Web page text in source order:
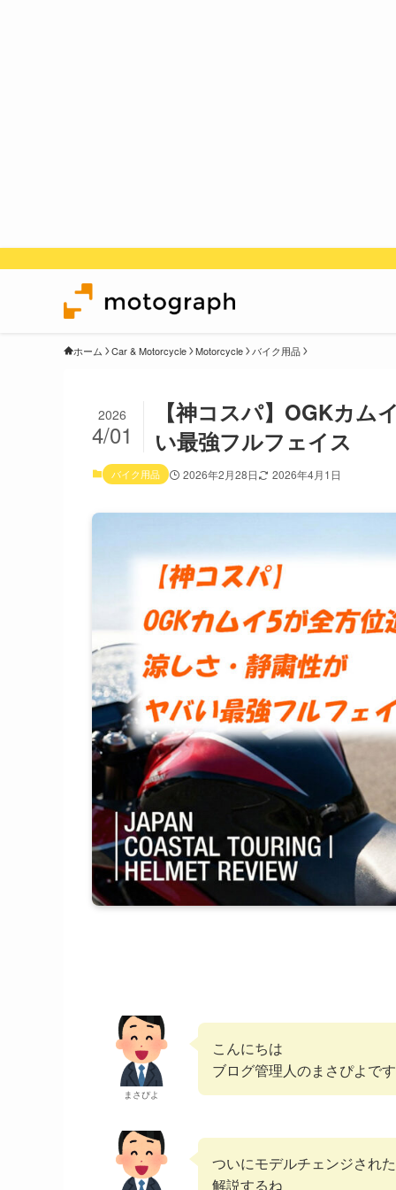
ホーム Car & Motorcycle Motorcycle バイク用品
【神コスパ】OGKカム
い最強フルフェイス
2026
4/01
バイク用品 2026年2月28日 2026年4月1日
まさぴよ
こんにちは
ブログ管理人のまさぴよです
ついにモデルチェンジされ
解説するね